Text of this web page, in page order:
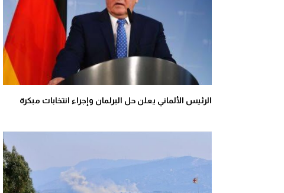
الرئيس الألماني يعلن حل البرلمان وإجراء انتخابات مبكرة